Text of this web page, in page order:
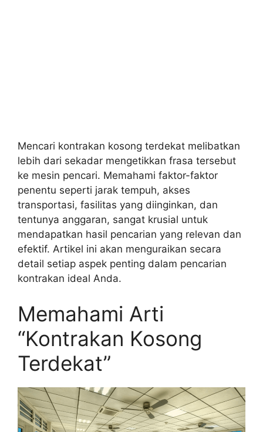
Mencari kontrakan kosong terdekat melibatkan
lebih dari sekadar mengetikkan frasa tersebut
ke mesin pencari. Memahami faktor-faktor
penentu seperti jarak tempuh, akses
transportasi, fasilitas yang diinginkan, dan
tentunya anggaran, sangat krusial untuk
mendapatkan hasil pencarian yang relevan dan
efektif. Artikel ini akan menguraikan secara
detail setiap aspek penting dalam pencarian
kontrakan ideal Anda.
Memahami Arti
“Kontrakan Kosong
Terdekat”